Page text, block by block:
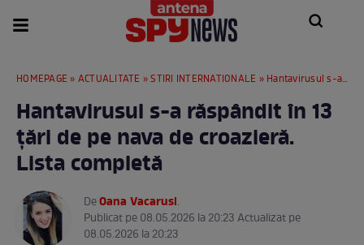
HOMEPAGE » ACTUALITATE »STIRI INTERNATIONALE » Hantavirusul s-a răspândit în 13 țări de pe nava de croazieră. Lista completă
Hantavirusul s-a răspândit în 13
țări de pe nava de croazieră.
Lista completă
DeOana Vacarusi.
Publicat pe 08.05.2026 la 20:23 Actualizat pe
08.05.2026 la 20:23